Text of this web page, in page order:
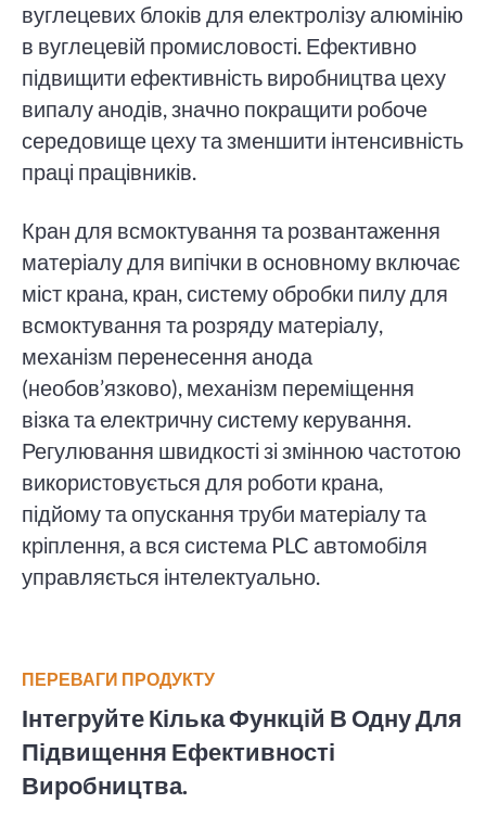
вуглецевих блоків для електролізу алюмінію
в вуглецевій промисловості. Ефективно
підвищити ефективність виробництва цеху
випалу анодів, значно покращити робоче
середовище цеху та зменшити інтенсивність
праці працівників.
Кран для всмоктування та розвантаження
матеріалу для випічки в основному включає
міст крана, кран, систему обробки пилу для
всмоктування та розряду матеріалу,
механізм перенесення анода
(необов’язково), механізм переміщення
візка та електричну систему керування.
Регулювання швидкості зі змінною частотою
використовується для роботи крана,
підйому та опускання труби матеріалу та
кріплення, а вся система PLC автомобіля
управляється інтелектуально.
ПЕРЕВАГИ ПРОДУКТУ
Інтегруйте Кілька Функцій В Одну Для
Підвищення Ефективності
Виробництва.